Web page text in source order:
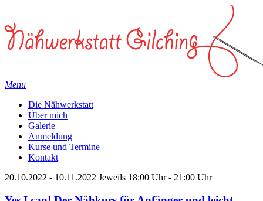
Menu
Die Nähwerkstatt
Über mich
Galerie
Anmeldung
Kurse und Termine
Kontakt
20.10.2022 - 10.11.2022 Jeweils 18:00 Uhr - 21:00 Uhr